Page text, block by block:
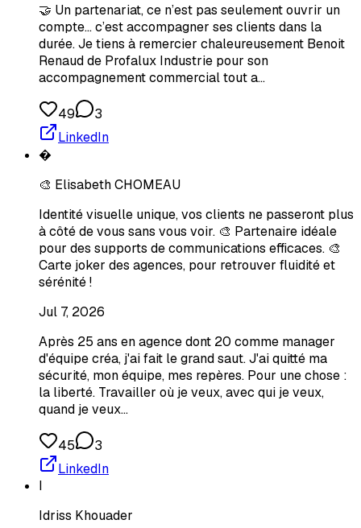
🤝 Un partenariat, ce n’est pas seulement ouvrir un
compte… c’est accompagner ses clients dans la
durée. Je tiens à remercier chaleureusement Benoit
Renaud de Profalux Industrie pour son
accompagnement commercial tout a…
49
3
LinkedIn
�
🎨 Elisabeth CHOMEAU
Identité visuelle unique, vos clients ne passeront plus
à côté de vous sans vous voir. 🎨 Partenaire idéale
pour des supports de communications efficaces. 🎨
Carte joker des agences, pour retrouver fluidité et
sérénité !
Jul 7, 2026
Après 25 ans en agence dont 20 comme manager
d'équipe créa, j'ai fait le grand saut. J'ai quitté ma
sécurité, mon équipe, mes repères. Pour une chose :
la liberté. Travailler où je veux, avec qui je veux,
quand je veux…
45
3
LinkedIn
I
Idriss Khouader